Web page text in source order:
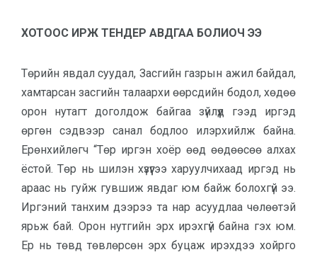
ХОТООС ИРЖ ТЕНДЕР АВДГАА БОЛИОЧ ЭЭ
Төрийн явдал суудал, Засгийн газрын ажил байдал,
хамтарсан засгийн талаархи өөрсдийн бодол, хөдөө
орон нутагт доголдож байгаа зүйлүүд гээд иргэд
өргөн сэдвээр санал бодлоо илэрхийлж байна.
Ерөнхийлөгч “Төр иргэн хоёр өөд өө­дөөсөө алхах
ёстой. Төр нь шилэн хү­зүүгээ харуулчихаад иргэд нь
араас нь гуйж гувшиж явдаг юм байж болохгүй ээ.
Иргэний танхим дээрээ та нар асуудлаа чөлөөтэй
ярьж бай. Орон нутгийн эрх ирэхгүй байна гэх юм.
Ер нь төвд төвлөрсөн эрх буцаж ирэх­дээ хойрго